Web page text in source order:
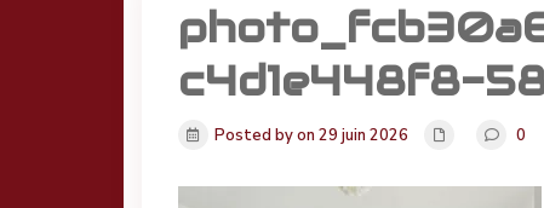
c4d1e448f8-
Posted by on 29 juin 2026 0